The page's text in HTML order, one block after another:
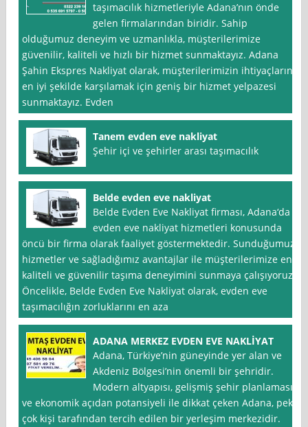
taşımacılık hizmetleriyle Adana’nın önde
gelen firmalarından biridir. Sahip
olduğumuz deneyim ve uzmanlıkla, müşterilerimize
güvenilir, kaliteli ve hızlı bir hizmet sunmaktayız. Adana
Şahin Ekspres Nakliyat olarak, müşterilerimizin ihtiyaçlarını
en iyi şekilde karşılamak için geniş bir hizmet yelpazesi
sunmaktayız. Evden
Tanem evden eve nakliyat
Şehir içi ve şehirler arası taşımacılık
Belde evden eve nakliyat
Belde Evden Eve Nakliyat firması, Adana‘da
evden eve nakliyat hizmetleri konusunda
öncü bir firma olarak faaliyet göstermektedir. Sunduğumuz
hizmetler ve sağladığımız avantajlar ile müşterilerimize en
kaliteli ve güvenilir taşıma deneyimini sunmaya çalışıyoruz.
Öncelikle, Belde Evden Eve Nakliyat olarak, evden eve
taşımacılığın zorluklarını en aza
ADANA MERKEZ EVDEN EVE NAKLİYAT
Adana, Türkiye’nin güneyinde yer alan ve
Akdeniz Bölgesi’nin önemli bir şehridir.
Modern altyapısı, gelişmiş şehir planlaması
ve ekonomik açıdan potansiyeli ile dikkat çeken Adana, pek
çok kişi tarafından tercih edilen bir yerleşim merkezidir.